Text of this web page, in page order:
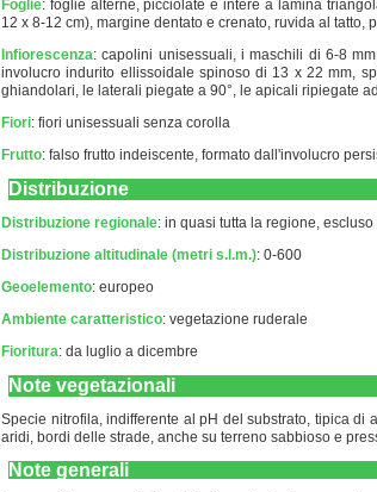
Foglie: foglie alterne, picciolate e intere a lamina
12 x 8-12 cm), margine dentato e crenato, ruvida al tatto,
Infiorescenza: capolini unisessuali, i maschili di 6-8
involucro indurito ellissoidale spinoso di 13 x 22 mm,
ghiandolari, le laterali piegate a 90°, le apicali ripiegate
Fiori: fiori unisessuali senza corolla
Frutto: falso frutto indeiscente, formato dall'involucro
Distribuzione
Distribuzione regionale: in quasi tutta la regione,
Distribuzione altitudinale (metri s.l.m.): 0-600
Geoelemento: europeo
Ambiente caratteristico: vegetazione ruderale
Fioritura: da luglio a dicembre
Note vegetazionali
Specie nitrofila, indifferente al pH del substrato, tipica di
aridi, bordi delle strade, anche su terreno sabbioso e
Note generali